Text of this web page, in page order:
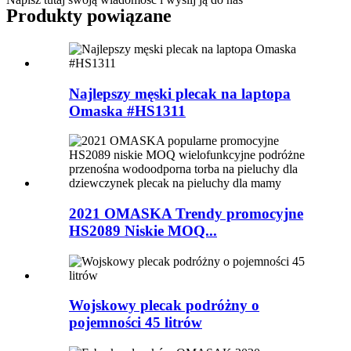
Produkty powiązane
Najlepszy męski plecak na laptopa
Omaska ​​#HS1311
2021 OMASKA Trendy promocyjne
HS2089 Niskie MOQ...
Wojskowy plecak podróżny o
pojemności 45 litrów